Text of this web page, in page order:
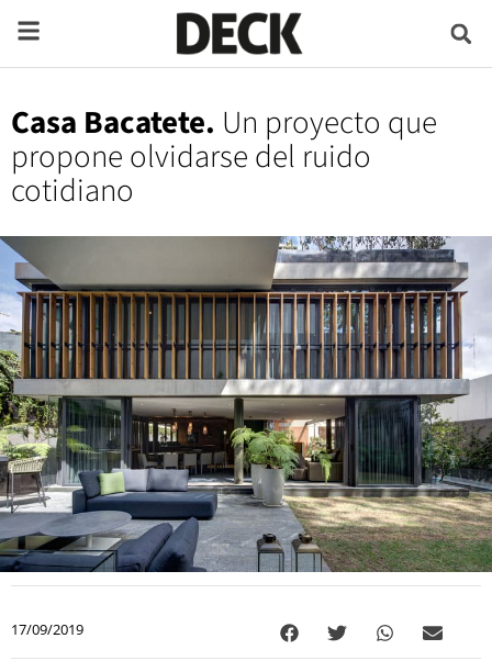
Casa Bacatete. Un proyecto que
propone olvidarse del ruido
cotidiano
17/09/2019